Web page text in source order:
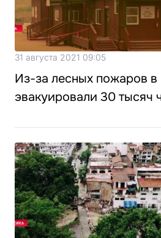
31 августа 2021 09:05
Из-за лесных пожаров
эвакуировали 30 тысяч